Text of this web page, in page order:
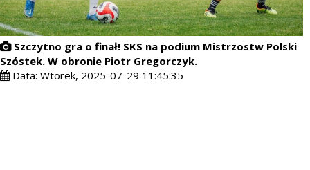
Szczytno gra o finał! SKS na podium Mistrzostw Polski
Szóstek. W obronie Piotr Gregorczyk.
Data: Wtorek, 2025-07-29 11:45:35